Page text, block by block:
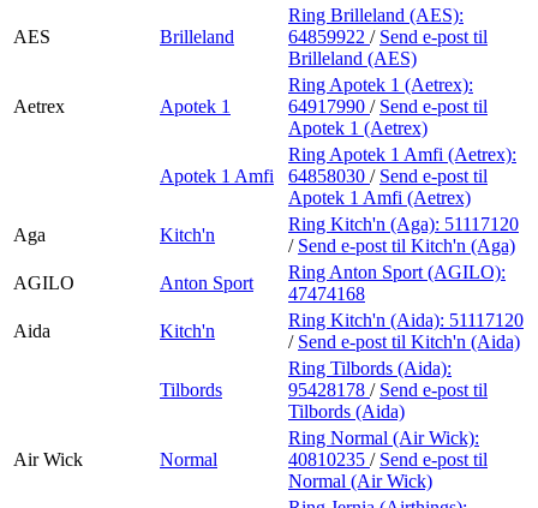
AES Brilleland
Ring Brilleland (AES):
64859922 / Send e-post til
Brilleland (AES)
Aetrex Apotek 1
Ring Apotek 1 (Aetrex):
64917990 / Send e-post til
Apotek 1 (Aetrex)
Apotek 1 Amfi
Ring Apotek 1 Amfi (Aetrex):
64858030 / Send e-post til
Apotek 1 Amfi (Aetrex)
Aga
Kitch'n
Ring Kitch'n (Aga): 51117120
/ Send e-post til Kitch'n (Aga)
AGILO
Anton Sport
Ring Anton Sport (AGILO):
47474168
Aida
Kitch'n
Ring Kitch'n (Aida): 51117120
/ Send e-post til Kitch'n (Aida)
Tilbords
Ring Tilbords (Aida):
95428178 / Send e-post til
Tilbords (Aida)
Air Wick Normal
Ring Normal (Air Wick):
40810235 / Send e-post til
Normal (Air Wick)